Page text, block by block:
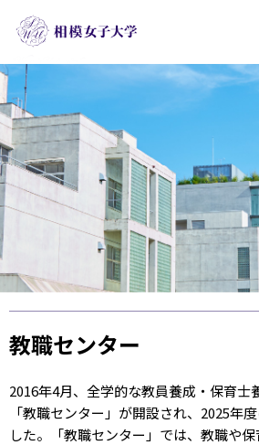
グ
ロ
ー
バ
ル
ナ
ビ
ー
シ
ョ
ン
へ
本
文
へ
ロ
ー
カ
ル
ナ
ビ
ゲ
シ
ョ
ン
へ
フ
ッ
タ
ー
へ
教職センター
2016年4月、全学的な教員養成・保育士
「教職センター」が開設され、2025年
した。「教職センター」では、教職や